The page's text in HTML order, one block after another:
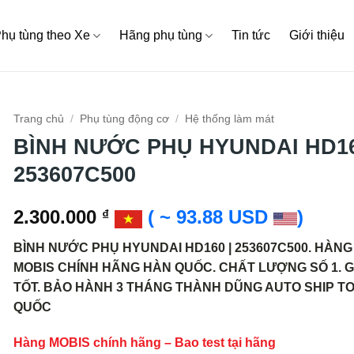
tùng theo Xe Hãng phụ tùng Tin tức Giới thiệu
Trang chủ / Phụ tùng động cơ / Hệ thống làm mát
BÌNH NƯỚC PHỤ HYUNDAI
253607C500
2.300.000 ₫ ( ~ 93.88 USD )
BÌNH NƯỚC PHỤ HYUNDAI HD160 | 253607C500. HÀNG
MOBIS CHÍNH HÃNG HÀN QUỐC. CHẤT LƯỢNG SỐ 1.
TỐT. BẢO HÀNH 3 THÁNG THÀNH DŨNG AUTO SHIP
QUỐC
Hàng MOBIS chính hãng – Bao test tại hãng